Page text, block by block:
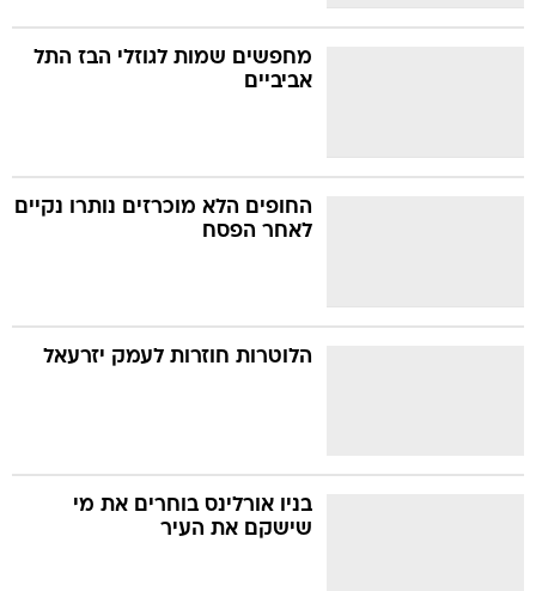
מחפשים שמות לגוזלי הבז התל
אביביים
החופים הלא מוכרזים נותרו נקיים
לאחר הפסח
הלוטרות חוזרות לעמק יזרעאל
בניו אורלינס בוחרים את מי
שישקם את העיר